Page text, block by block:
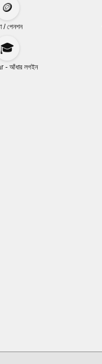
🪙
/ পেনশন
🎓
- আঁধার লগইন